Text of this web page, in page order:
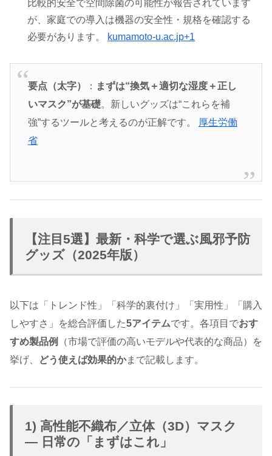
比較的安全で空間除菌の可能性が報告されています
が、家庭での導入は機器の安全性・規格を確認する
必要があります。
kumamoto-u.ac.jp+1
要点（太字） ： まずは“換気＋適切な湿度＋正し
いマスク”が基礎。新しいグッズは“これらを補
強”するツールと考えるのが正解です。
厚生労働
省
【注目5選】最新・科学で選ぶ風邪予防
グッズ（2025年版）
以下は「トレンド性」「科学的裏付け」「実用性」「購入
しやすさ」を総合評価した5アイテムです。各項目でおす
すめ製品例
（市場で評価の高いモデルや代表的な商品）を
挙げ、
どう使えば効果的かまで記載します。
1) 高性能不織布／立体（3D）マスク
— 日常の「まずはこれ」